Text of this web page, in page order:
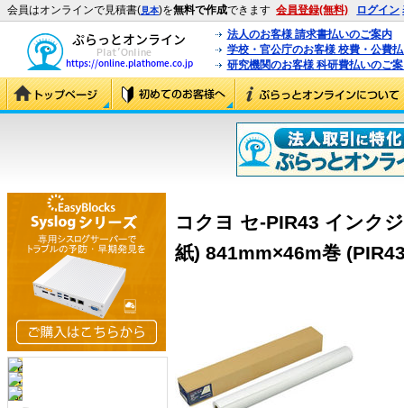
会員はオンラインで見積書(見本)を無料で作成できます 会員登録(無料) ログイン
法人のお客様 請求書払いのご案内
学校・官公庁のお客様 校費・公費
研究機関のお客様 科研費払いのご
コクヨ セ-PIR43 インク
紙) 841mm×46m巻